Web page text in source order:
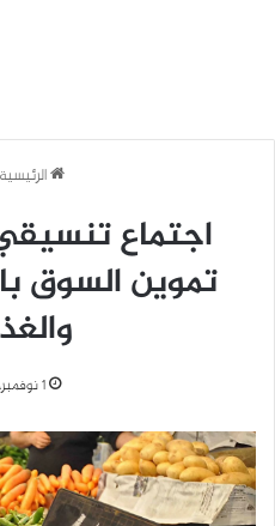
الرئيسية
اجتماع
تموين السوق
1 نوفمبر، 2024